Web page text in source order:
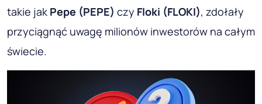
takie jak Pepe (PEPE) czy Floki (FLOKI), zdołały
przyciągnąć uwagę milionów inwestorów na całym
świecie.